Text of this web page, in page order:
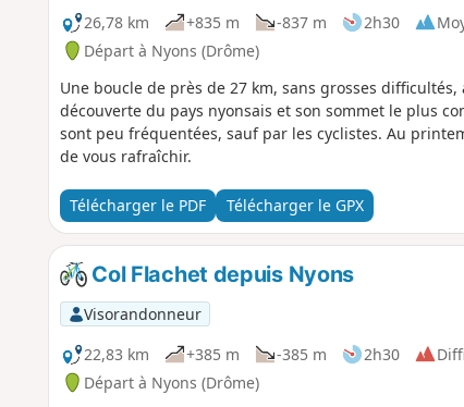
26,78 km
+835 m -837 m 2h30
Départ à Nyons (Drôme)
Une boucle de près de 27 km, sans grosses
découverte du pays nyonsais et son sommet le plus
sont peu fréquentées, sauf par les cyclistes. Au
de vous rafraîchir.
Télécharger le PDF Télécharger le GPX
Col Flachet depuis Nyons
Visorandonneur
22,83 km
+385 m -385 m 2h30
Départ à Nyons (Drôme)